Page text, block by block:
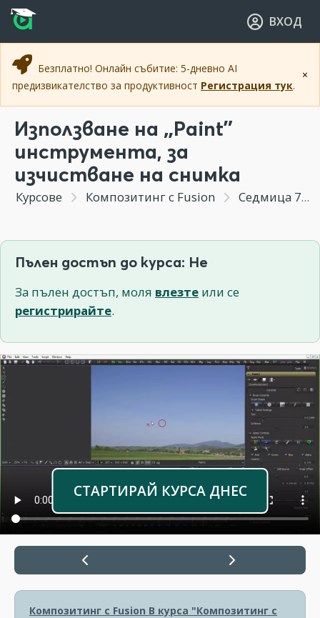
Прескочи към основното съдържание
Прескочи към навигацията
ВХОД
×
Безплатно! Онлайн събитие: 5-дневно AI
предизвикателство за продуктивност Регистрация тук.
Използване на „Paint”
инструмента, за
изчистване на снимка
Курсове Композитинг с Fusion Седмица 7 - Създаване на псевдо 3д пространство от статична картинка. Изрязване по зелено.
Пълен достъп до курса: Не
За пълен достъп, моля влезте или се
регистрирайте.
СТАРТИРАЙ КУРСА ДНЕС
Композитинг с Fusion В курса "Композитинг с